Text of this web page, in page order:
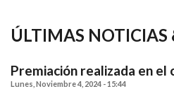
ÚLTIMAS NOTICIAS
Premiación realizada en el
Lunes, Noviembre 4, 2024 - 15:44